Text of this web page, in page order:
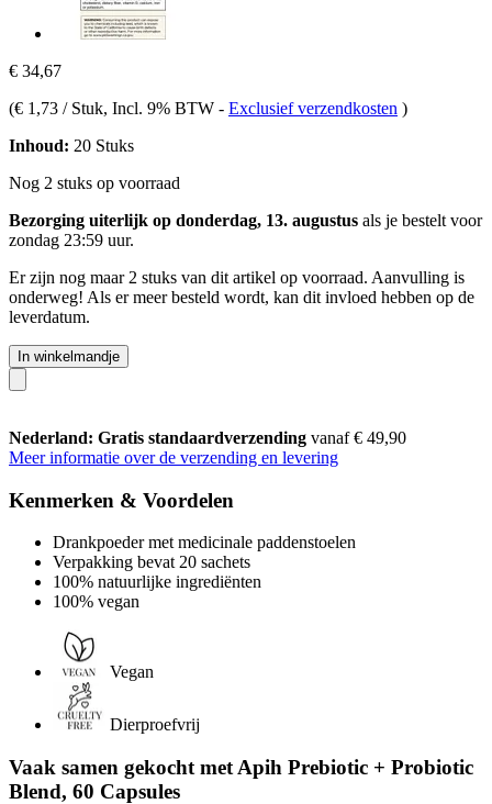
€ 34,67
(€ 1,73 / Stuk, Incl. 9% BTW - Exclusief verzendkosten )
Inhoud: 20 Stuks
Nog 2 stuks op voorraad
Bezorging uiterlijk op donderdag, 13. augustus als je bestelt voor
zondag 23:59 uur.
Er zijn nog maar 2 stuks van dit artikel op voorraad. Aanvulling is
onderweg! Als er meer besteld wordt, kan dit invloed hebben op de
leverdatum.
In winkelmandje
Nederland: Gratis standaardverzending vanaf € 49,90
Meer informatie over de verzending en levering
Kenmerken & Voordelen
Drankpoeder met medicinale paddenstoelen
Verpakking bevat 20 sachets
100% natuurlijke ingrediënten
100% vegan
Vegan
Dierproefvrij
Vaak samen gekocht met Apih Prebiotic + Probiotic
Blend, 60 Capsules